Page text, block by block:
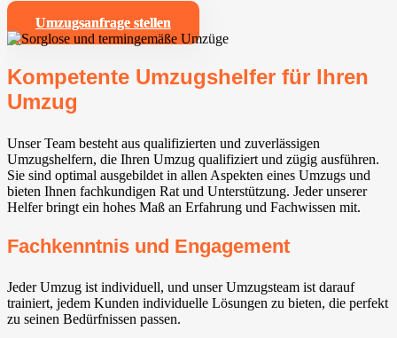
Umzugsanfrage stellen
Kompetente Umzugshelfer für Ihren
Umzug
Unser Team besteht aus qualifizierten und zuverlässigen
Umzugshelfern, die Ihren Umzug qualifiziert und zügig ausführen.
Sie sind optimal ausgebildet in allen Aspekten eines Umzugs und
bieten Ihnen fachkundigen Rat und Unterstützung. Jeder unserer
Helfer bringt ein hohes Maß an Erfahrung und Fachwissen mit.
Fachkenntnis und Engagement
Jeder Umzug ist individuell, und unser Umzugsteam ist darauf
trainiert, jedem Kunden individuelle Lösungen zu bieten, die perfekt
zu seinen Bedürfnissen passen.